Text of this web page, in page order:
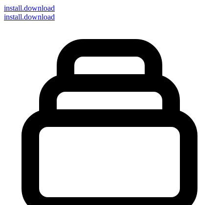
install.download
install.download